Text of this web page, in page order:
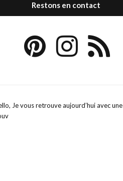
Restons en contact
Je vous retrouve aujourd’hui avec une